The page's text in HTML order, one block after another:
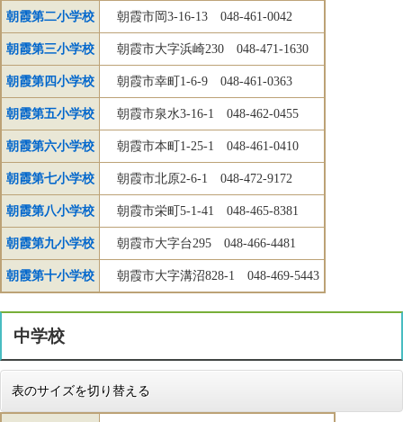
朝霞第二小学校 朝霞市岡3-16-13 048-461-0042
朝霞第三小学校 朝霞市大字浜崎230 048-471-1630
朝霞第四小学校 朝霞市幸町1-6-9 048-461-0363
朝霞第五小学校 朝霞市泉水3-16-1 048-462-0455
朝霞第六小学校 朝霞市本町1-25-1 048-461-0410
朝霞第七小学校 朝霞市北原2-6-1 048-472-9172
朝霞第八小学校 朝霞市栄町5-1-41 048-465-8381
朝霞第九小学校 朝霞市大字台295 048-466-4481
朝霞第十小学校 朝霞市大字溝沼828-1 048-469-5443
中学校
表のサイズを切り替える